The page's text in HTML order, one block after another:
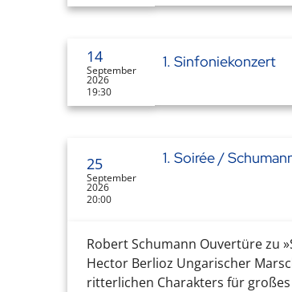
14
September
2026
19:30
1. Sinfoniekonzert
25
September
2026
20:00
1. Soirée /
Robert Schumann Ouvertüre zu
Hector Berlioz Ungarischer
ritterlichen Charakters für